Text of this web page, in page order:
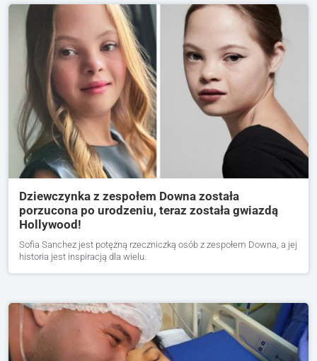
Dziewczynka z zespołem Downa została
porzucona po urodzeniu, teraz została gwiazdą
Hollywood!
Sofia Sanchez jest potężną rzeczniczką osób z zespołem Downa, a jej
historia jest inspiracją dla wielu.